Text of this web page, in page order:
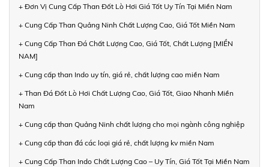
+ Đơn Vị Cung Cấp Than Đốt Lò Hơi Giá Tốt Uy Tín Tại Miền Nam
+ Cung Cấp Than Quảng Ninh Chất Lượng Cao, Giá Tốt Miền Nam
+ Cung Cấp Than Đá Chất Lượng Cao, Giá Tốt, Chất Lượng [MIỀN
NAM]
+ Cung cấp than Indo uy tín, giá rẻ, chất lượng cao miền Nam
+ Than Đá Đốt Lò Hơi Chất Lượng Cao, Giá Tốt, Giao Nhanh Miền
Nam
+ Cung cấp than Quảng Ninh chất lượng cho mọi ngành công nghiệp
+ Cung cấp than đá các loại giá rẻ, chất lượng kv miền Nam
+ Cung Cấp Than Indo Chất Lượng Cao – Uy Tín, Giá Tốt Tại Miền Nam